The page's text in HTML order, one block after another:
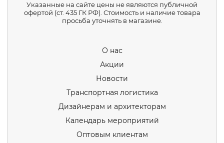
Указанные на сайте цены не являются публичной
офертой (ст. 435 ГК РФ). Стоимость и наличие товара
просьба уточнять в магазине.
О нас
Акции
Новости
Транспортная логистика
Дизайнерам и архитекторам
Календарь мероприятий
Оптовым клиентам